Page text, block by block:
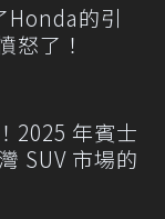
Honda的引
怒了！
2025 年賓士
SUV 市場的